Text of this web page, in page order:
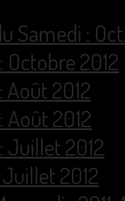
Samedi :
Octobre 2012
Août 2012
Août 2012
Juillet 2012
Juillet 2012